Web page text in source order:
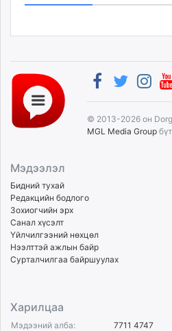
© 2013-2026 он
MGL Media Group
Мэдээлэл
Бидний тухай
Редакцийн бодлого
Зохиогчийн эрх
Санал хүсэлт
Үйлчилгээний нөхцөл
Нээлттэй ажлын байр
Сурталчилгаа байршуулах
Харилцаа
Мэдээний алба: 7711 4747